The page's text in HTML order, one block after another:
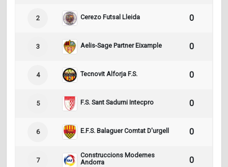
2 Cerezo Futsal Lleida 0
3 Aelis-Sage Partner Eixample 0
4 Tecnovit Alforja F.S. 0
5 F.S. Sant Sadurni Intecpro 0
6 E.F.S. Balaguer Comtat D'urgell 0
7
Construccions Modernes
Andorra
0